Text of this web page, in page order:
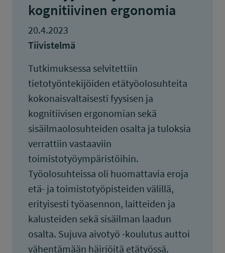
kognitiivinen ergonomia
20.4.2023
Tiivistelmä
Tutkimuksessa selvitettiin
tietotyöntekijöiden etätyöolosuhteita
kokonaisvaltaisesti fyysisen ja
kognitiivisen ergonomian sekä
sisäilmaolosuhteiden osalta ja tuloksia
verrattiin vastaaviin
toimistotyöympäristöihin.
Työolosuhteissa oli huomattavia eroja
etä- ja toimistotyöpisteiden välillä,
erityisesti työasennon, laitteiden ja
kalusteiden sekä sisäilman laadun
osalta. Sujuva aivotyö -koulutus auttoi
vähentämään häiriöitä etätyössä.